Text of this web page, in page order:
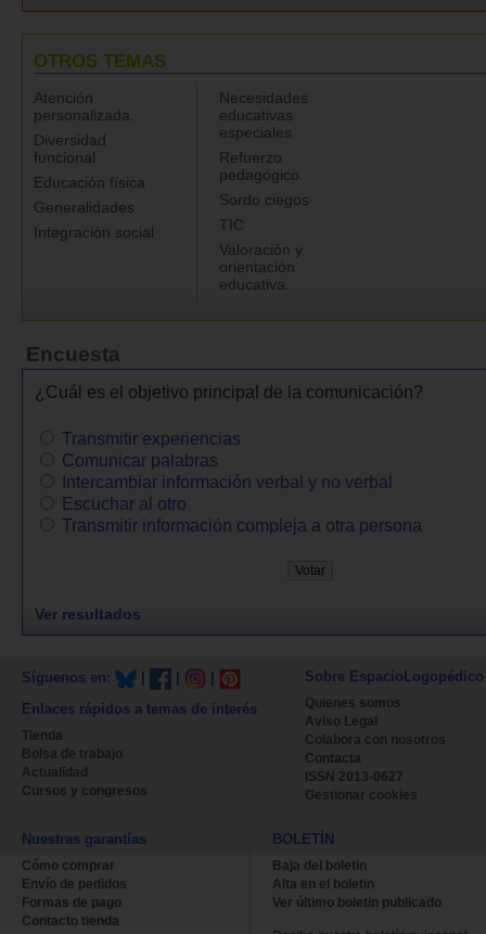
OTROS TEMAS
Atención
personalizada.
Diversidad
funcional
Educación física
Generalidades
Integración social
Necesidades
educativas
especiales.
Refuerzo
pedagógico.
Sordo ciegos
TIC
Valoración y
orientación
educativa.
Encuesta
¿Cuál es el objetivo principal de la comunicación?
Transmitir experiencias
Comunicar palabras
Intercambiar información verbal y no verbal
Escuchar al otro
Transmitir información compleja a otra persona
Ver resultados
Síguenos en:
Enlaces rápidos a temas de interés
Tienda
Bolsa de trabajo
Actualidad
Cursos y congresos
Sobre EspacioLogopédico
Quienes somos
Aviso Legal
Colabora con nosotros
Contacta
ISSN 2013-0627
Gestionar cookies
Nuestras garantías
Cómo comprar
Envío de pedidos
Formas de pago
Contacto tienda
BOLETÍN
Baja del boletin
Alta en el boletin
Ver último boletin publicado